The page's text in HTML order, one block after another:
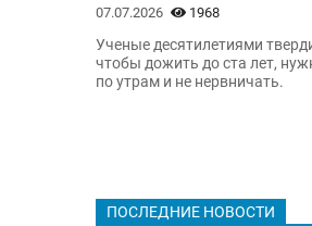
07.07.2026 1968
Ученые десятилетиями
чтобы дожить до ста лет,
по утрам и не нервничать.
ПОСЛЕДНИЕ НОВОСТИ